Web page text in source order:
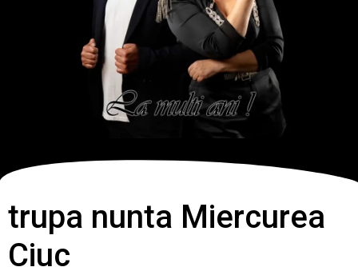
trupa nunta Miercurea
Ciuc